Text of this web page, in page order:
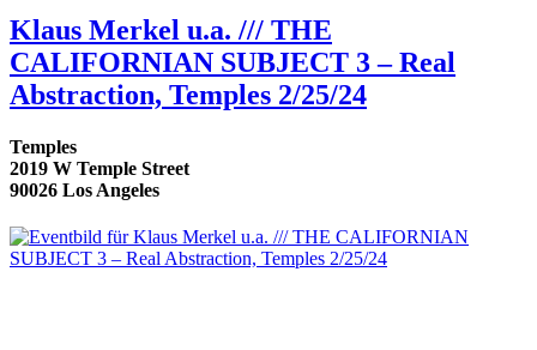
Klaus Merkel u.a. /// THE
CALIFORNIAN SUBJECT 3 – Real
Abstraction, Temples 2/25/24
Temples
2019 W Temple Street
90026 Los Angeles